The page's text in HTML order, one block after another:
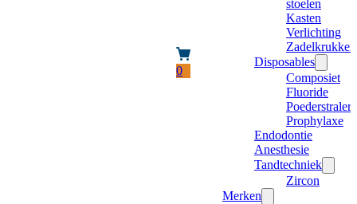
0
stoelen
Kasten
Verlichting
Zadelkrukken
Disposables
Composiet
Fluoride
Poederstraler
Prophylaxe
Endodontie
Anesthesie
Tandtechniek
Zircon
Merken